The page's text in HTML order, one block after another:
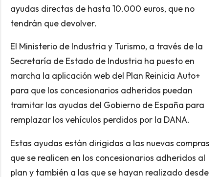
ayudas directas de hasta 10.000 euros, que no
tendrán que devolver.
El Ministerio de Industria y Turismo, a través de la
Secretaría de Estado de Industria ha puesto en
marcha la aplicación web del Plan Reinicia Auto+
para que los concesionarios adheridos puedan
tramitar las ayudas del Gobierno de España para
remplazar los vehículos perdidos por la DANA.
Estas ayudas están dirigidas a las nuevas compras
que se realicen en los concesionarios adheridos al
plan y también a las que se hayan realizado desde